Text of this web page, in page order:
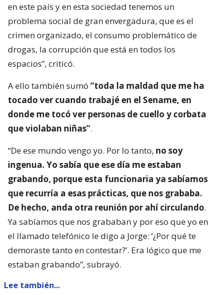
en este país y en esta sociedad tenemos un
problema social de gran envergadura, que es el
crimen organizado, el consumo problemático de
drogas, la corrupción que está en todos los
espacios”, criticó.
A ello también sumó “toda la maldad que me ha
tocado ver cuando trabajé en el Sename, en
donde me tocó ver personas de cuello y corbata
que violaban niñas”.
“De ese mundo vengo yo. Por lo tanto, no soy
ingenua. Yo sabía que ese día me estaban
grabando, porque esta funcionaria ya sabíamos
que recurría a esas prácticas, que nos grababa.
De hecho, anda otra reunión por ahí circulando.
Ya sabíamos que nos grababan y por eso que yo en
el llamado telefónico le digo a Jorge: ‘¿Por qué te
demoraste tanto en contestar?’. Era lógico que me
estaban grabando”, subrayó.
Lee también...